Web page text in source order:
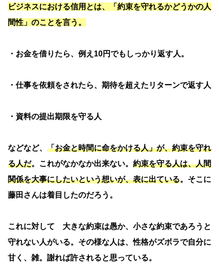
ビジネスにおける信用とは、「約束を守れるかどうかの人
間性」のことを言う。
・お金を借りたら、例え10円でもしっかり返す人。
・仕事を依頼をされたら、期待を超えたリターンで返す人
・資料の提出期限を守る人
などなど、 「お金と時間に命をかける人」が、約束を守れ
る人だ。これがなかなか出来ない。 約束を守る人は、人間
関係を大事にしたいという想いが、表に出ている。そこに
藤田さんは着目したのだろう。
これに対して 大きな約束は愚か、小さな約束であろうと
守れない人がいる。その様な人は、性格がズボラで自分に
甘く、雑。謝れば許されると思っている。